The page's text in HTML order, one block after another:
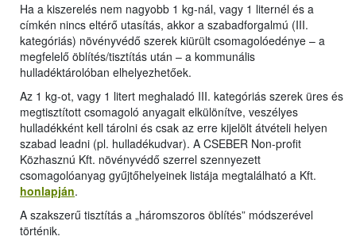
Ha a kiszerelés nem nagyobb 1 kg-nál, vagy 1 liternél és a
címkén nincs eltérő utasítás, akkor a szabadforgalmú (III.
kategóriás) növényvédő szerek kiürült csomagolóedénye – a
megfelelő öblítés/tisztítás után – a kommunális
hulladéktárolóban elhelyezhetőek.
Az 1 kg-ot, vagy 1 litert meghaladó III. kategóriás szerek üres és
megtisztított csomagoló anyagait elkülönítve, veszélyes
hulladékként kell tárolni és csak az erre kijelölt átvételi helyen
szabad leadni (pl. hulladékudvar). A CSEBER Non-profit
Közhasznú Kft. növényvédő szerrel szennyezett
csomagolóanyag gyűjtőhelyeinek listája megtalálható a Kft.
honlapján.
A szakszerű tisztítás a „háromszoros öblítés” módszerével
történik.